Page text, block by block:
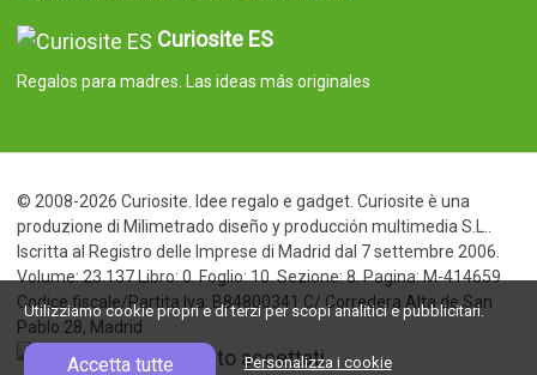
Curiosite ES
Regalos para madres. Las ideas más originales
© 2008-2026 Curiosite. Idee regalo e gadget. Curiosite è una
produzione di Milimetrado diseño y producción multimedia S.L..
Iscritta al Registro delle Imprese di Madrid dal 7 settembre 2006.
Volume: 23.137 Libro: 0. Foglio: 10. Sezione: 8. Pagina: M-414659
Codice fiscale/Partita Iva: B84800341 C/ Corredera Alta de San
Pablo 28, Madrid
Utilizziamo cookie propri e di terzi per scopi analitici e pubblicitari.
Accetta tutte Personalizza i cookie